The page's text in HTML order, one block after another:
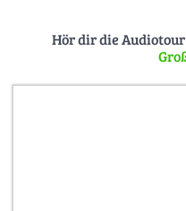
Hör dir die